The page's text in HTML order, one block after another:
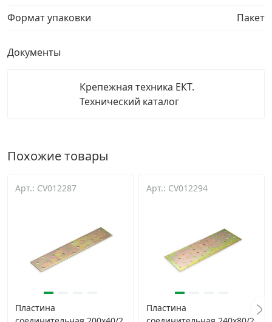
Формат упаковки
Пакет
Документы
Крепежная техника ЕКТ.
Технический каталог
Похожие товары
Арт.: CV012287
Пластина
Арт.: CV012294
Пластина